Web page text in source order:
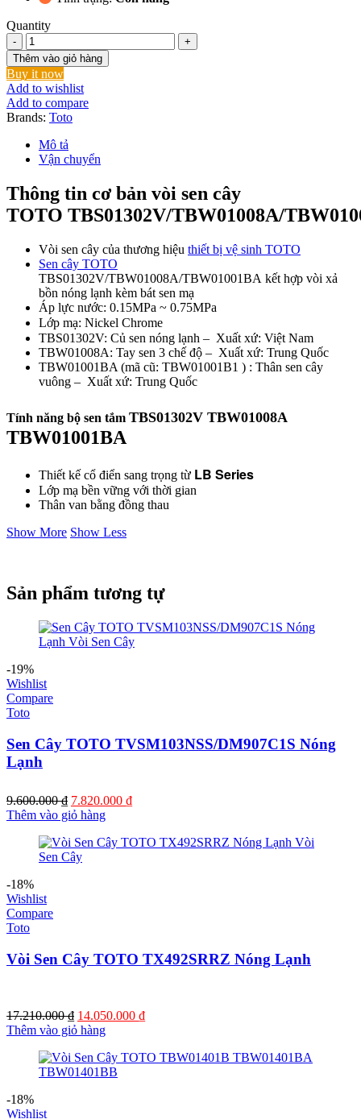
Quantity
Sen
Cây
TOTO
TBS01302V/TBW01008A/TBW01001BA
Nóng
Lạnh
số
lượng
Thêm vào giỏ hàng
Buy it now
Add to wishlist
Add to compare
Brands: Toto
Mô tả
Vận chuyển
Thông tin cơ bản vòi sen cây
TOTO TBS01302V/TBW01008A/
Vòi sen cây của thương hiệu thiết bị vệ sinh TOTO
Sen cây TOTO
TBS01302V/TBW01008A/TBW01001BA kết hợp vòi xả
bồn nóng lạnh kèm bát sen mạ
Áp lực nước: 0.15MPa ~ 0.75MPa
Lớp mạ: Nickel Chrome
TBS01302V: Củ sen nóng lạnh – Xuất xứ: Việt Nam
TBW01008A: Tay sen 3 chế độ – Xuất xứ: Trung Quốc
TBW01001BA (mã cũ: TBW01001B1 ) : Thân sen cây
vuông – Xuất xứ: Trung Quốc
Tính năng bộ sen tắm TBS01302V TBW01008A
TBW01001BA
Thiết kế cổ điển sang trọng từ LB Series
Lớp mạ bền vững với thời gian
Thân van bằng đồng thau
Show More Show Less
Sản phẩm tương tự
-19%
Wishlist
Compare
Toto
Sen Cây TOTO TVSM103NSS/DM907C1S Nóng
Lạnh
9.600.000₫ Giá
gốc
9.600.000 ₫.
7.820.000 ₫Giá
là:
Thêm vào giỏ hàng
-18%
Wishlist
Compare
Toto
Vòi Sen Cây TOTO TX492SRRZ Nóng Lạnh
17.210.000₫ Giá
gốc
17.210.000 ₫.
14.050.000 ₫Giá
là:
Thêm vào giỏ hàng
-18%
Wishlist